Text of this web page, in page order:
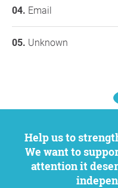
Constantin & mir. Ich
Links:
Email
Unknown
Help us to strengthen citizen participation.
We want to
attention it